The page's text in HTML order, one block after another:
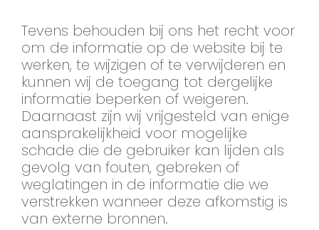
Tevens behouden bij ons het recht voor
om de informatie op de website bij te
werken, te wijzigen of te verwijderen en
kunnen wij de toegang tot dergelijke
informatie beperken of weigeren.
Daarnaast zijn wij vrijgesteld van enige
aansprakelijkheid voor mogelijke
schade die de gebruiker kan lijden als
gevolg van fouten, gebreken of
weglatingen in de informatie die we
verstrekken wanneer deze afkomstig is
van externe bronnen.